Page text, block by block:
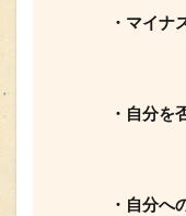
・マイナ
・自分を
・自分へ